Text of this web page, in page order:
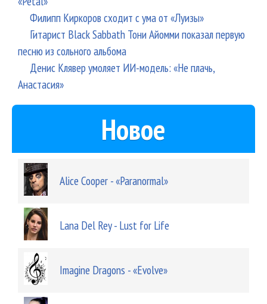
Филипп Киркоров сходит с ума от «Луизы»
Гитарист Black Sabbath Тони Айомми показал первую
песню из сольного альбома
Денис Клявер умоляет ИИ-модель: «Не плачь,
Анастасия»
Новое
Alice Cooper - «Paranormal»
Lana Del Rey - Lust for Life
Imagine Dragons - «Evolve»